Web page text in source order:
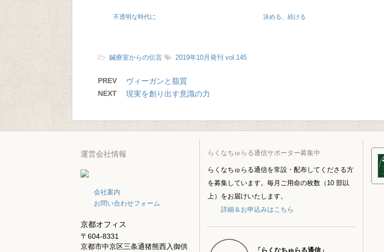
不透明な時代に 決める、続ける
- 鍼療室からの伝言 - 2019年10月発刊 vol.145
PREV ヴィーガンと脂質
NEXT 現実を創り出す意識の力
運営会社情報
会社案内
お問い合わせフォーム
京都オフィス
〒604-8331
京都市中京区三条通猪熊西入御供
らくなちゅらる通信サポーター募集中
らくなちゅらる通信を常設・配布してくださる方
を募集しています。毎月ご用命の枚数（10 部以
上）をお届けいたします。
詳細＆お申込みはこちら
「らくなちゅらる通信」